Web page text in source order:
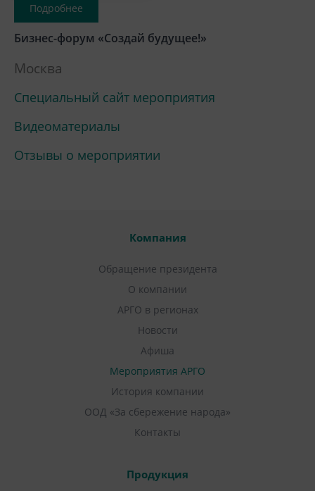
Подробнее
Бизнес-форум «Создай будущее!»
Москва
Специальный сайт мероприятия
Видеоматериалы
Отзывы о мероприятии
Компания
Обращение президента
О компании
АРГО в регионах
Новости
Афиша
Мероприятия АРГО
История компании
ООД «За сбережение народа»
Контакты
Продукция